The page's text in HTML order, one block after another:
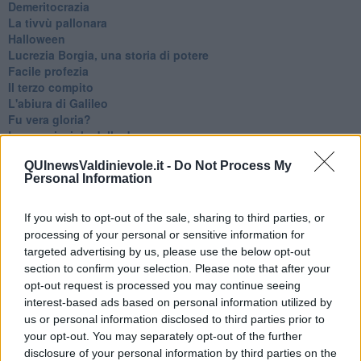
QUInewsValdinievole.it - Do Not Process My
Personal Information
If you wish to opt-out of the sale, sharing to third parties, or
processing of your personal or sensitive information for
targeted advertising by us, please use the below opt-out
section to confirm your selection. Please note that after your
opt-out request is processed you may continue seeing
interest-based ads based on personal information utilized by
us or personal information disclosed to third parties prior to
your opt-out. You may separately opt-out of the further
disclosure of your personal information by third parties on the
Demeritocrazia
La tivvù pallonara
Halloween
​Lucrezia Borgia, una storia di potere
Facile profezia
Il terzo compito
L'abiura di Galileo
Fu vera gloria?
La guerricciola delle due rose
Alla fermata dell'autobus
La repressione sessuale per sentito dire
Foto storica
Esequie solenni
Nostalgia del sangue blu
Teste calde
Non avere e non essere
Armiamoci e... avviatevi
Da Capodanno a Carnevale
Schizzi di fango
Sor-riso amaro